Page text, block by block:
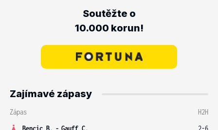
Soutěžte o
10.000 korun!
Zajímavé zápasy
Zápas
H2H
Bencic B. - Gauff C.
2-6